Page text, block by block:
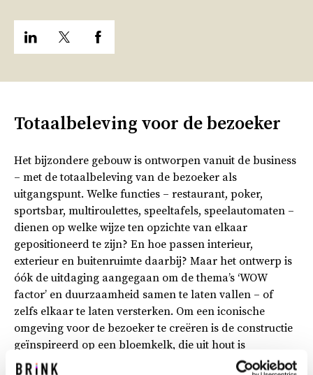
Totaalbeleving voor de bezoeker
Het bijzondere gebouw is ontworpen vanuit de business
– met de totaalbeleving van de bezoeker als
uitgangspunt. Welke functies – restaurant, poker,
sportsbar, multiroulettes, speeltafels, speelautomaten –
dienen op welke wijze ten opzichte van elkaar
gepositioneerd te zijn? En hoe passen interieur,
exterieur en buitenruimte daarbij? Maar het ontwerp is
óók de uitdaging aangegaan om de thema’s ‘WOW
factor’ en duurzaamheid samen te laten vallen – of
zelfs elkaar te laten versterken. Om een iconische
omgeving voor de bezoeker te creëren is de constructie
geïnspireerd op een bloemkelk, die uit hout is
opgetrokken en is de gevel alom met glazen pailletten